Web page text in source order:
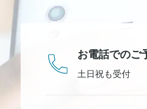
お電話でのご
土日祝も受付